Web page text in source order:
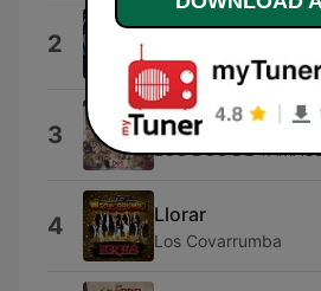
2 Se Acabó
Los Primeritos de
3 Juntos los Dos
LOS DOS DE
4 Llorar
Los Covarrumba